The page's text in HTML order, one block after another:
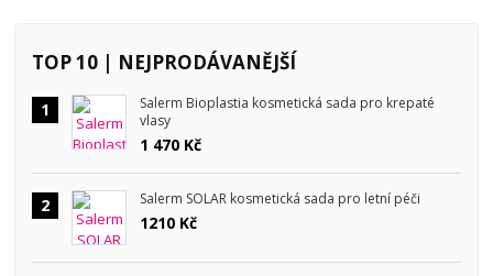
TOP 10 | NEJPRODÁVANĚJŠÍ
1
Salerm Bioplastia kosmetická sada pro krepaté
vlasy
1 470 Kč
2 Salerm SOLAR kosmetická sada pro letní péči
1210 Kč